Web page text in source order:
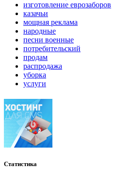
изготовление еврозаборов
казачьи
мощная реклама
народные
песни военные
потребительский
продам
распродажа
уборка
услуги
Статистика